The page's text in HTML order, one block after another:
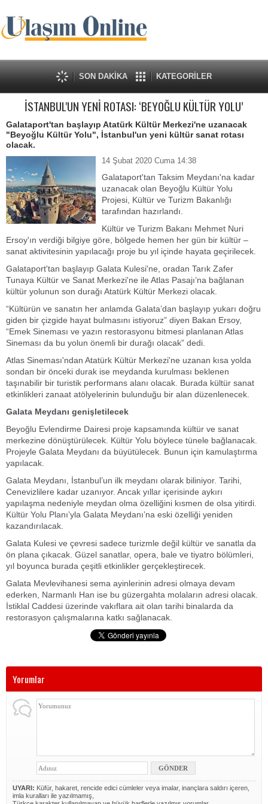
SON DAKİKA KATEGORİLER
İSTANBUL'UN YENİ ROTASI: ‘BEYOĞLU KÜLTÜR YOLU’
Galataport'tan başlayıp Atatürk Kültür Merkezi'ne uzanacak
"Beyoğlu Kültür Yolu", İstanbul'un yeni kültür sanat rotası
olacak.
14 Şubat 2020 Cuma 14:38
Galataport'tan Taksim Meydanı'na kadar
uzanacak olan Beyoğlu Kültür Yolu
Projesi, Kültür ve Turizm Bakanlığı
tarafından hazırlandı.
Kültür ve Turizm Bakanı Mehmet Nuri
Ersoy'ın verdiği bilgiye göre, bölgede hemen her gün bir kültür –
sanat aktivitesinin yapılacağı proje bu yıl içinde hayata geçirilecek.
Galataport'tan başlayıp Galata Kulesi'ne, oradan Tarık Zafer
Tunaya Kültür ve Sanat Merkezi'ne ile Atlas Pasajı’na bağlanan
kültür yolunun son durağı Atatürk Kültür Merkezi olacak.
“Kültürün ve sanatın her anlamda Galata’dan başlayıp yukarı doğru
giden bir çizgide hayat bulmasını istiyoruz” diyen Bakan Ersoy,
“Emek Sineması ve yazın restorasyonu bitmesi planlanan Atlas
Sineması da bu yolun önemli bir durağı olacak” dedi.
Atlas Sineması'ndan Atatürk Kültür Merkezi'ne uzanan kısa yolda
sondan bir önceki durak ise meydanda kurulması beklenen
taşınabilir bir turistik performans alanı olacak. Burada kültür sanat
etkinlikleri zanaat atölyelerinin bulunduğu bir alan düzenlenecek.
Galata Meydanı genişletilecek
Beyoğlu Evlendirme Dairesi proje kapsamında kültür ve sanat
merkezine dönüştürülecek. Kültür Yolu böylece tünele bağlanacak.
Projeyle Galata Meydanı da büyütülecek. Bunun için kamulaştırma
yapılacak.
Galata Meydanı, İstanbul’un ilk meydanı olarak biliniyor. Tarihi,
Cenevizlilere kadar uzanıyor. Ancak yıllar içerisinde aykırı
yapılaşma nedeniyle meydan olma özelliğini kısmen de olsa yitirdi.
Kültür Yolu Planı’yla Galata Meydanı’na eski özelliği yeniden
kazandırılacak.
Galata Kulesi ve çevresi sadece turizmle değil kültür ve sanatla da
ön plana çıkacak. Güzel sanatlar, opera, bale ve tiyatro bölümleri,
yıl boyunca burada çeşitli etkinlikler gerçekleştirecek.
Galata Mevlevihanesi sema ayinlerinin adresi olmaya devam
ederken, Narmanlı Han ise bu güzergahta molaların adresi olacak.
İstiklal Caddesi üzerinde vakıflara ait olan tarihi binalarda da
restorasyon çalışmalarına katkı sağlanacak.
Yorumlar
UYARI: Küfür, hakaret, rencide edici cümleler veya imalar, inançlara saldırı içeren,
imla kuralları ile yazılmamış,